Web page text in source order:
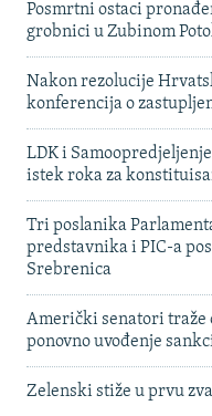
Posmrtni ostaci
grobnici u Zubinom
Nakon rezolucije
konferencija o
LDK i
istek roka za
Tri poslanika
predstavnika i PIC-a
Srebrenica
Američki senatori traže
ponovno uvođenje
Zelenski stiže u prvu